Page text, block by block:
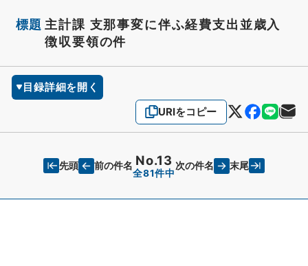
標題 主計課 支那事変に伴ふ経費支出並歳入
徴収要領の件
目録詳細を開く
URIをコピー
先頭 前の件名 No.13
全81件中
次の件名 末尾